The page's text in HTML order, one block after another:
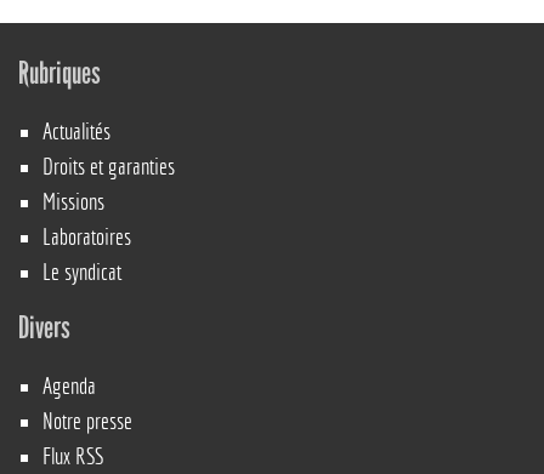
Rubriques
Actualités
Droits et garanties
Missions
Laboratoires
Le syndicat
Divers
Agenda
Notre presse
Flux RSS